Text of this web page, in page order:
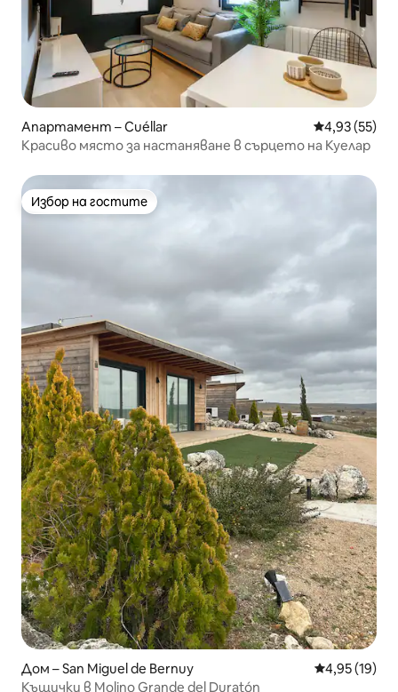
Апартамент – Cuéllar Средна
4,93 (55)
Красиво място за настаняване в сърцето на Куелар
Избор на гостите
Избор на гостите
Дом – San Miguel de Bernuy Средна
4,95 (19)
Къщички в Molino Grande del Duratón